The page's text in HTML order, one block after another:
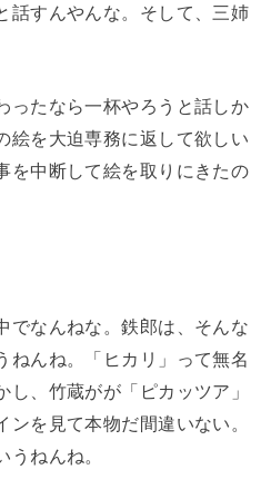
話すんやんな。そして、三姉
ったなら一杯やろうと話しか
絵を大迫専務に返して欲しい
を中断して絵を取りにきたの
でなんねな。鉄郎は、そんな
ねんね。「ヒカリ」って無名
、竹蔵がが「ピカッツア」
を見て本物だ間違いない。
うねんね。